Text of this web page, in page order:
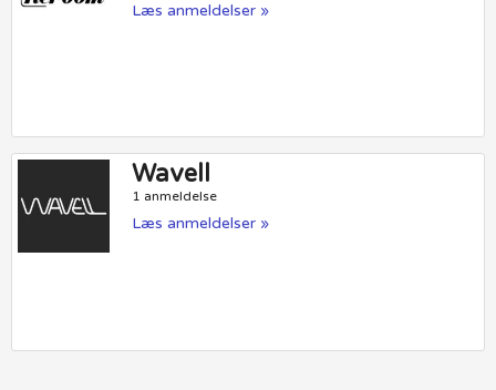
Læs anmeldelser »
Wavell
1 anmeldelse
Læs anmeldelser »